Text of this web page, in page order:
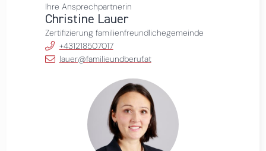
Ihre Ansprechpartnerin
Christine Lauer
Zertifizierung familienfreundlichegemeinde
+431218507017
lauer@familieundberuf.at